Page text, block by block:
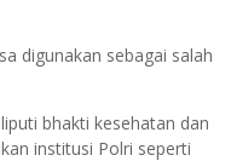
digunakan sebagai salah
bhakti kesehatan dan
institusi Polri seperti